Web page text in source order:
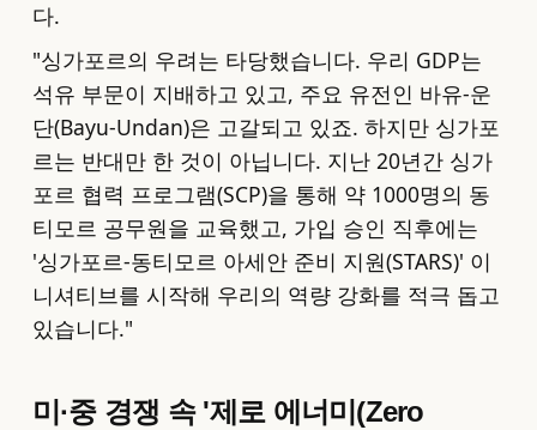
다.
"싱가포르의 우려는 타당했습니다. 우리 GDP는
석유 부문이 지배하고 있고, 주요 유전인 바유-운
단(Bayu-Undan)은 고갈되고 있죠. 하지만 싱가포
르는 반대만 한 것이 아닙니다. 지난 20년간 싱가
포르 협력 프로그램(SCP)을 통해 약 1000명의 동
티모르 공무원을 교육했고, 가입 승인 직후에는
'싱가포르-동티모르 아세안 준비 지원(STARS)' 이
니셔티브를 시작해 우리의 역량 강화를 적극 돕고
있습니다."
미·중 경쟁 속 '제로 에너미(Zero